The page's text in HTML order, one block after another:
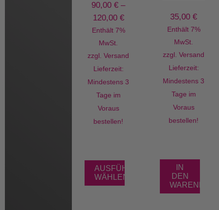
90,00€ –
120,00 €
Enthält 7%
MwSt.
zzgl.Versand
Lieferzeit:
Mindestens 3
Tage im
Voraus
bestellen!
AUSFÜHRUNG
WÄHLEN
35,00€
Enthält 7%
MwSt.
zzgl.Versand
Lieferzeit:
Mindestens 3
Tage im
Voraus
bestellen!
IN
DEN